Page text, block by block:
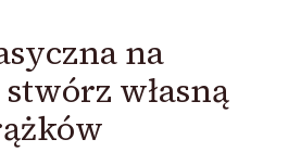
na
własną